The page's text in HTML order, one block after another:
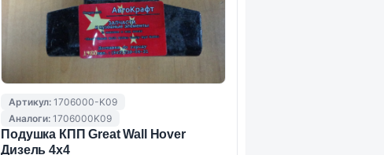
Артикул:1706000-K09
Аналоги:1706000K09
Подушка КПП Great Wall Hover
Дизель 4х4